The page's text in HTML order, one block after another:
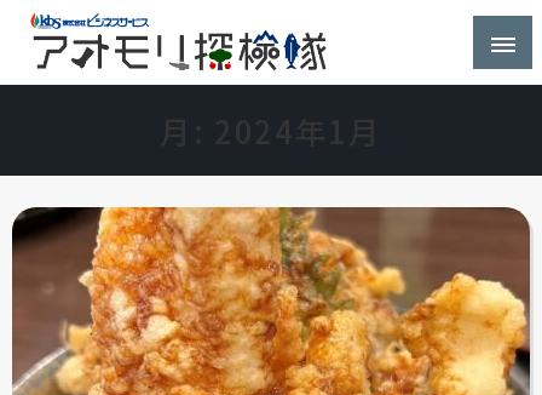
アオモリ探検隊
株式会社ビジネスサービス社員が青森県を探検するブ
2024年1月